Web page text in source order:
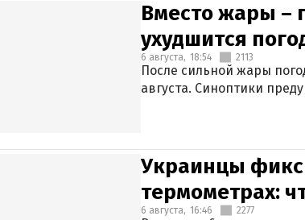
Вместо жары –
ухудшится
6 августа, 18:54 2113
После сильной жары
августа. Синоптики
Украинцы
термометрах:
6 августа, 16:46 2277